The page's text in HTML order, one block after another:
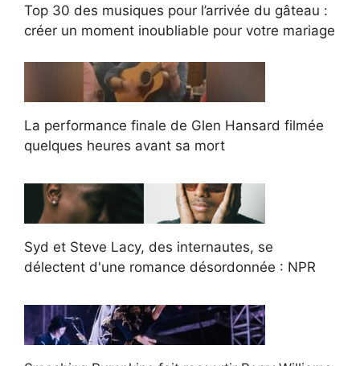
Top 30 des musiques pour l’arrivée du gâteau :
créer un moment inoubliable pour votre mariage
La performance finale de Glen Hansard filmée
quelques heures avant sa mort
Syd et Steve Lacy, des internautes, se
délectent d'une romance désordonnée : NPR